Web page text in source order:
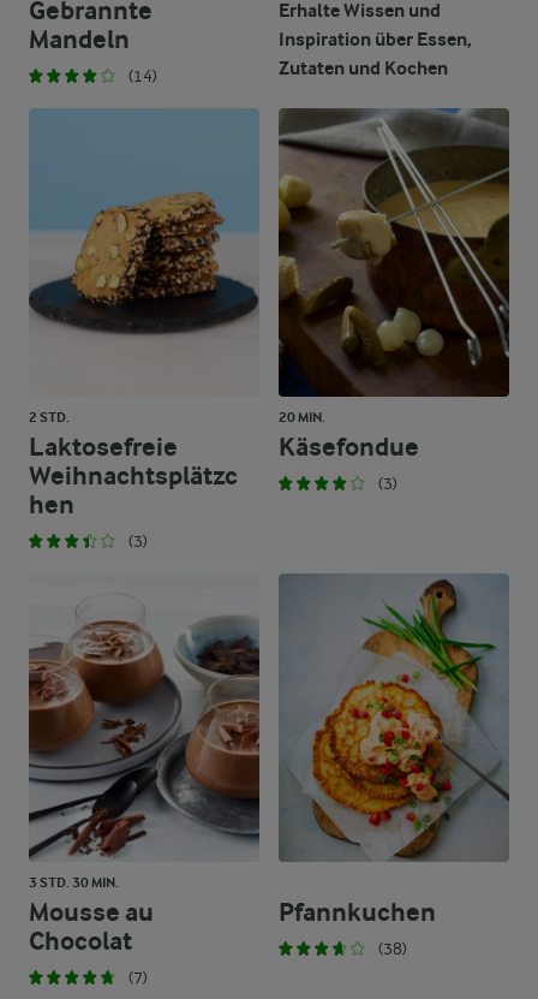
Gebrannte
Mandeln
(14)
Erhalte Wissen und
Inspiration über Essen,
Zutaten und Kochen
2 STD.
Laktosefreie
Weihnachtsplätzc
hen
(3)
20 MIN.
Käsefondue
(3)
3 STD. 30 MIN.
Mousse au
Chocolat
(7)
Pfannkuchen
(38)